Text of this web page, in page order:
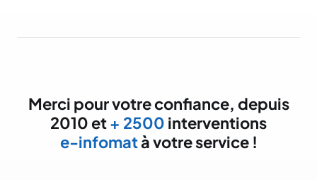
Merci pour votre confiance, depuis
2010 et+ 2500 interventions
e-infomatà votre service !